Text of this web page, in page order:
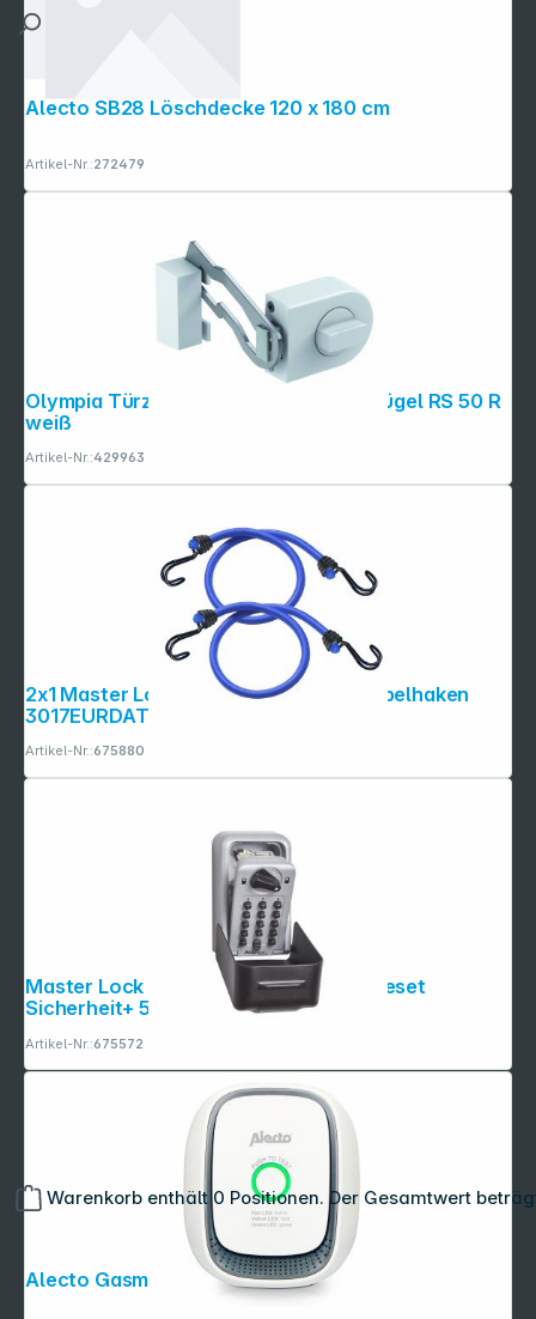
Warenkorb enthält 0 Positionen. Der Gesamtwert
Alecto SB28 Löschdecke 120 x 180 cm
Artikel-Nr.:272479
Olympia Türzusatzschloss mit Sperrbügel RS 50 R
weiß
Artikel-Nr.:429963
2x1 Master Lock Gummispannseil Doppelhaken
3017EURDAT
Artikel-Nr.:675880
Master Lock Schlüsselband + Montageset
Sicherheit+ 5426EURD
Artikel-Nr.:675572
Alecto Gasmelder für Methan